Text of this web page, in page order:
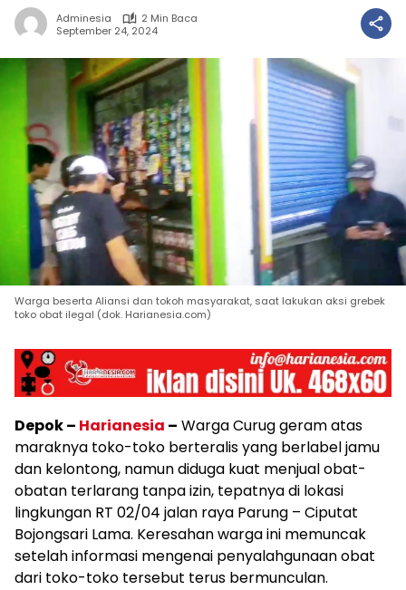
Adminesia
2 Min Baca
September 24, 2024
Warga beserta Aliansi dan tokoh masyarakat, saat lakukan aksi grebek
toko obat ilegal (dok. Harianesia.com)
Depok – Harianesia – Warga Curug geram atas
maraknya toko-toko berteralis yang berlabel jamu
dan kelontong, namun diduga kuat menjual obat-
obatan terlarang tanpa izin, tepatnya di lokasi
lingkungan RT 02/04 jalan raya Parung – Ciputat
Bojongsari Lama. Keresahan warga ini memuncak
setelah informasi mengenai penyalahgunaan obat
dari toko-toko tersebut terus bermunculan.